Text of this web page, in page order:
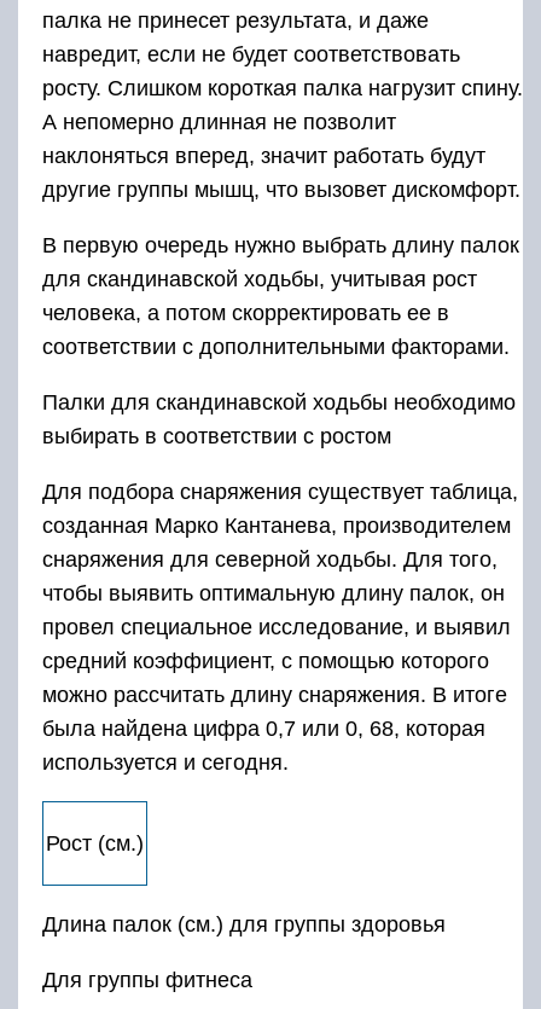
палка не принесет результата, и даже
навредит, если не будет соответствовать
росту. Слишком короткая палка нагрузит спину.
А непомерно длинная не позволит
наклоняться вперед, значит работать будут
другие группы мышц, что вызовет дискомфорт.
В первую очередь нужно выбрать длину палок
для скандинавской ходьбы, учитывая рост
человека, а потом скорректировать ее в
соответствии с дополнительными факторами.
Палки для скандинавской ходьбы необходимо
выбирать в соответствии с ростом
Для подбора снаряжения существует таблица,
созданная Марко Кантанева, производителем
снаряжения для северной ходьбы. Для того,
чтобы выявить оптимальную длину палок, он
провел специальное исследование, и выявил
средний коэффициент, с помощью которого
можно рассчитать длину снаряжения. В итоге
была найдена цифра 0,7 или 0, 68, которая
используется и сегодня.
Рост (см.)
Длина палок (см.) для группы здоровья
Для группы фитнеса